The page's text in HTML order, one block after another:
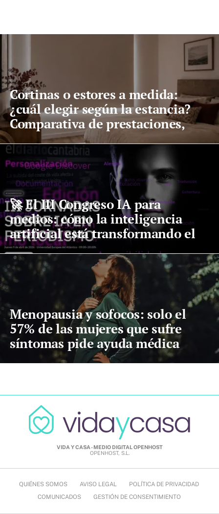
Cortinas o estores a medida:
¿cuál elegir según la estancia?
Comparativa de prestaciones,
mantenimiento y precio
🚀 El III Congreso IA para
medios: cómo la inteligencia
artificial está transformando el
periodismo digital
Menopausia y sofocos: solo el
57% de las mujeres que sufre
síntomas pide ayuda médica
VIDA Y CASA - MEDIO DIGITAL OPENHOST
OPENHOST, S.L.
QUIÉNES SOMOS AVISO LEGAL
POLÍTICA DE PRIVACIDAD
COMUNICADOS
GESTIÓN DE CONSENTIMIENTO